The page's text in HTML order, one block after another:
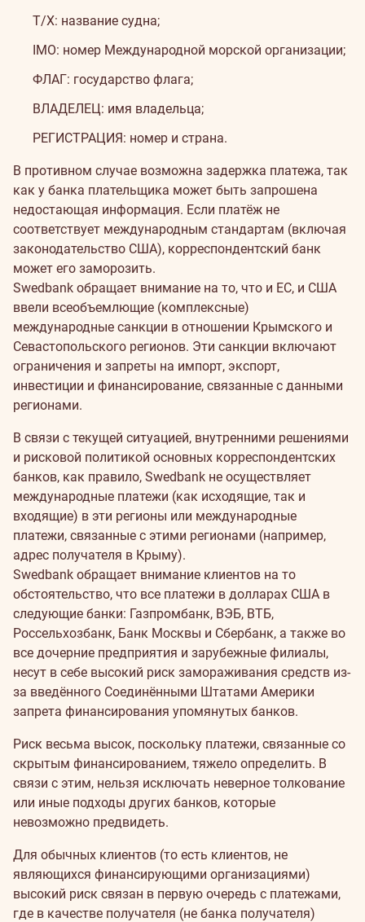
Т/Х: название судна;
IMO: номер Международной морской организации;
ФЛАГ: государство флага;
ВЛАДЕЛЕЦ: имя владельца;
РЕГИСТРАЦИЯ: номер и страна.
В противном случае возможна задержка платежа, так
как у банка плательщика может быть запрошена
недостающая информация. Если платёж не
соответствует международным стандартам (включая
законодательство США), корреспондентский банк
может его заморозить.
Swedbank обращает внимание на то, что и ЕС, и США
ввели всеобъемлющие (комплексные)
международные санкции в отношении Крымского и
Севастопольского регионов. Эти санкции включают
ограничения и запреты на импорт, экспорт,
инвестиции и финансирование, связанные с данными
регионами.
В связи с текущей ситуацией, внутренними решениями
и рисковой политикой основных корреспондентских
банков, как правило, Swedbank не осуществляет
международные платежи (как исходящие, так и
входящие) в эти регионы или международные
платежи, связанные с этими регионами (например,
адрес получателя в Крыму).
Swedbank обращает внимание клиентов на то
обстоятельство, что все платежи в долларах США в
следующие банки: Газпромбанк, ВЭБ, ВТБ,
Россельхозбанк, Банк Москвы и Сбербанк, а также во
все дочерние предприятия и зарубежные филиалы,
несут в себе высокий риск замораживания средств из-
за введённого Соединёнными Штатами Америки
запрета финансирования упомянутых банков.
Риск весьма высок, поскольку платежи, связанные со
скрытым финансированием, тяжело определить. В
связи с этим, нельзя исключать неверное толкование
или иные подходы других банков, которые
невозможно предвидеть.
Для обычных клиентов (то есть клиентов, не
являющихся финансирующими организациями)
высокий риск связан в первую очередь с платежами,
где в качестве получателя (не банка получателя)